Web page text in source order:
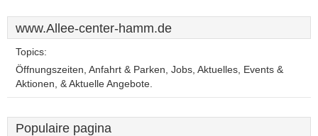
www.Allee-center-hamm.de
Topics:
Öffnungszeiten, Anfahrt & Parken, Jobs, Aktuelles, Events &
Aktionen, & Aktuelle Angebote.
Populaire pagina